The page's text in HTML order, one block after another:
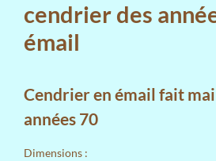
cendrier des
émail
Cendrier en émail fait
années 70
Dimensions :